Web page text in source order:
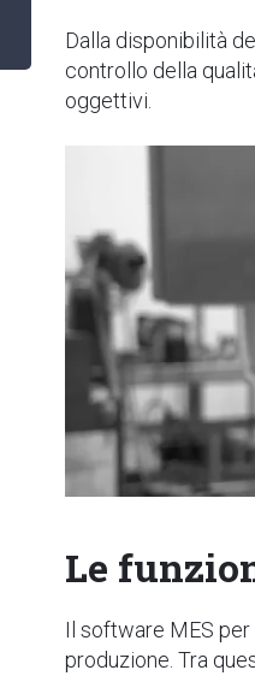
Dalla disponibilità
controllo della
oggettivi.
Le
Il software MES
produzione. Tra